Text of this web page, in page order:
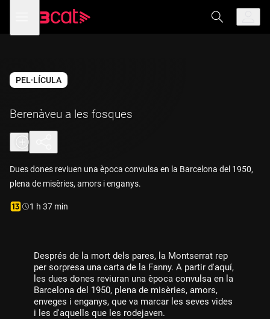
navegació
menú
de
a les fosques
PEL·LÍCULA
Berenàveu a les fosques
Dues dones reviuen una època convulsa en la Barcelona del 1950,
plena de misèries, amors i enganys.
Durada:
1 h 37 min
Després de la mort dels pares, la Montserrat rep
per sorpresa una carta de la Fanny. A partir d'aquí,
les dues dones reviuran una època convulsa en la
Barcelona del 1950, plena de misèries, amors,
enveges i enganys, que va marcar les seves vides
i les d'aquells que les rodejaven.